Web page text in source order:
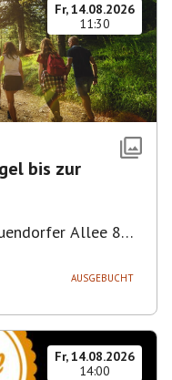
Fr, 14.08.2026
11:30
bis zur
Allee 80,
AUSGEBUCHT
Fr, 14.08.2026
14:00